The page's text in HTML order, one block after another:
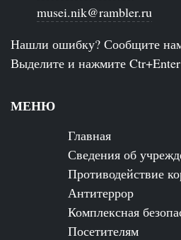
musei.nik@rambler.ru
Нашли ошибку? Сообщите
Выделите и нажмите Ctr+Enter
МЕНЮ
Главная
Сведения об
Противодействие
Антитеррор
Комплексная
Посетителям